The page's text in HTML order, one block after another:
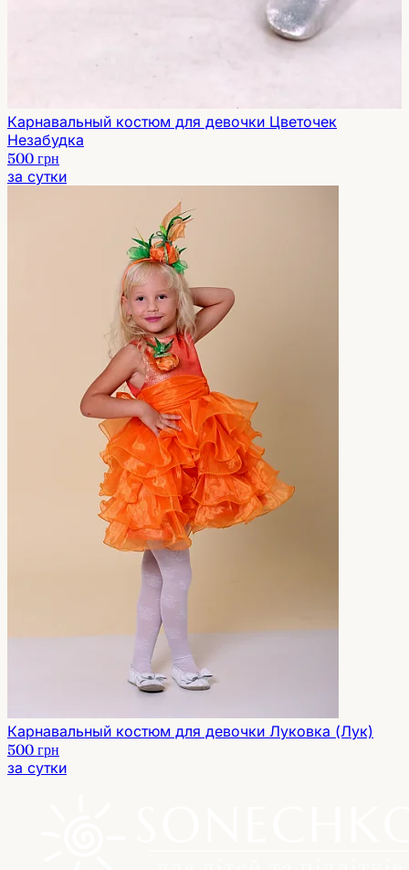
Карнавальный костюм для девочки Цветочек
Незабудка
500 грн
за сутки
Карнавальный костюм для девочки Луковка (Лук)
500 грн
за сутки